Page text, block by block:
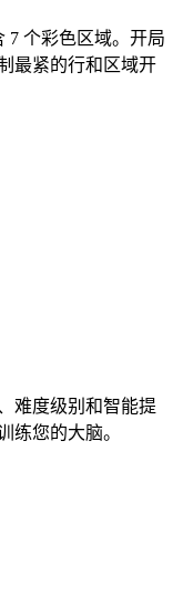
7 个彩色区域。开局
最紧的行和区域开
难度级别和智能提
练您的大脑。